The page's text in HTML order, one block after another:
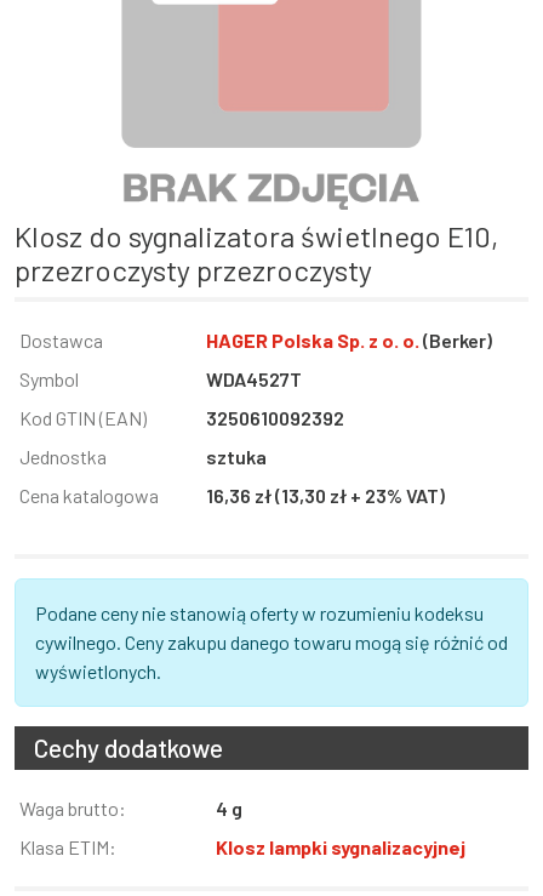
Klosz do sygnalizatora świetlnego E10,
przezroczysty przezroczysty
Informacja
Wartość
Dostawca HAGER Polska Sp. z o. o. (Berker)
Symbol
WDA4527T
Kod GTIN (EAN)
3250610092392
Jednostka
sztuka
Cena katalogowa
16,36 zł (13,30 zł + 23% VAT)
Podane ceny nie stanowią oferty w rozumieniu kodeksu
cywilnego. Ceny zakupu danego towaru mogą się różnić od
wyświetlonych.
Cechy dodatkowe
Informacja
Wartość
Waga brutto:
4 g
Klasa ETIM:
Klosz lampki sygnalizacyjnej